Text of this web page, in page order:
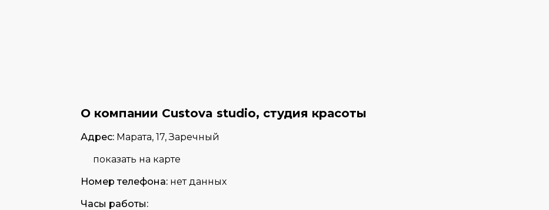
О компании Custova studio, студия красоты
Адрес: Марата, 17, Заречный
показать на карте
Номер телефона: нет данных
Часы работы: